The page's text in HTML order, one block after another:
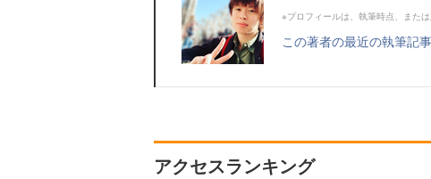
※プロフィールは、執筆時点、また
この著者の最近の執筆記事
アクセスランキング